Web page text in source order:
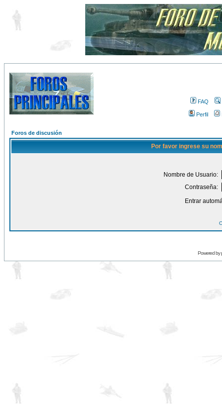
FAQ
Perfil
Foros de discusión
Por favor ingrese su
Nombre de Usuario:
Contraseña:
Entrar
Powered by